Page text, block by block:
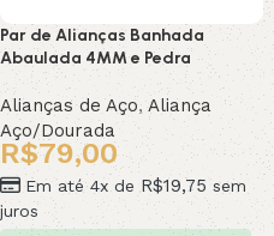
Par de Alianças Banhada
Abaulada 4MM e Pedra
Alianças de Aço,Aliança
Aço/Dourada
R$79,00
Em até 4x de R$19,75 sem
juros